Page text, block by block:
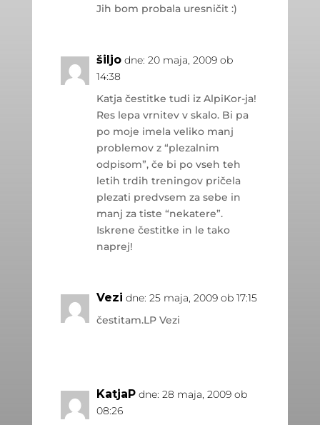
Jih bom probala uresničit :)
šiljo dne: 20 maja, 2009 ob
14:38
Katja čestitke tudi iz AlpiKor-ja!
Res lepa vrnitev v skalo. Bi pa
po moje imela veliko manj
problemov z “plezalnim
odpisom”, če bi po vseh teh
letih trdih treningov pričela
plezati predvsem za sebe in
manj za tiste “nekatere”.
Iskrene čestitke in le tako
naprej!
Vezi dne: 25 maja, 2009 ob 17:15
čestitam.LP Vezi
KatjaP dne: 28 maja, 2009 ob
08:26